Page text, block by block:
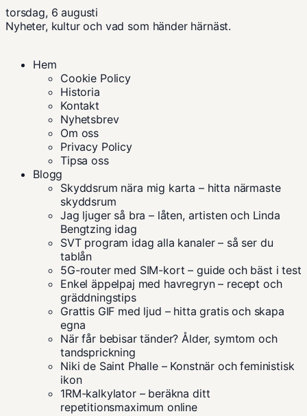
torsdag, 6 augusti
Nyheter, kultur och vad som händer härnäst.
Hem
Cookie Policy
Historia
Kontakt
Nyhetsbrev
Om oss
Privacy Policy
Tipsa oss
Blogg
Skyddsrum nära mig karta – hitta närmaste
skyddsrum
Jag ljuger så bra – låten, artisten och Linda
Bengtzing idag
SVT program idag alla kanaler – så ser du
tablån
5G-router med SIM-kort – guide och bäst i test
Enkel äppelpaj med havregryn – recept och
gräddningstips
Grattis GIF med ljud – hitta gratis och skapa
egna
När får bebisar tänder? Ålder, symtom och
tandsprickning
Niki de Saint Phalle – Konstnär och feministisk
ikon
1RM-kalkylator – beräkna ditt
repetitionsmaximum online